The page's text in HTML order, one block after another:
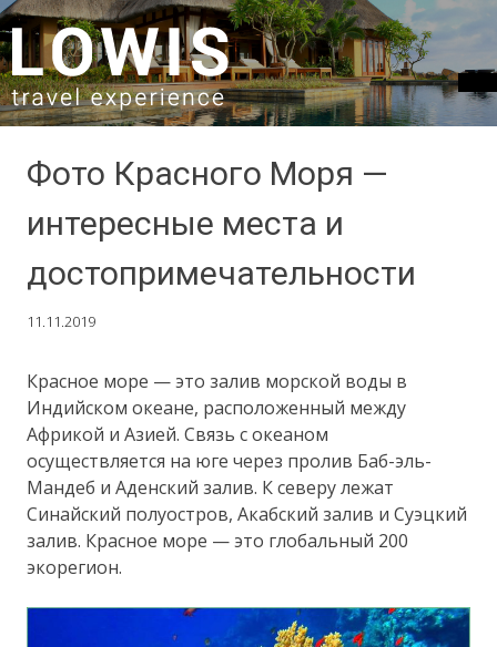
SKIP TO CONTENT
Фото Красного Моря —
интересные места и
достопримечательности
11.11.2019
Красное море — это залив морской воды в
Индийском океане, расположенный между
Африкой и Азией. Связь с океаном
осуществляется на юге через пролив Баб-эль-
Мандеб и Аденский залив. К северу лежат
Синайский полуостров, Акабский залив и Суэцкий
залив. Красное море — это глобальный 200
экорегион.